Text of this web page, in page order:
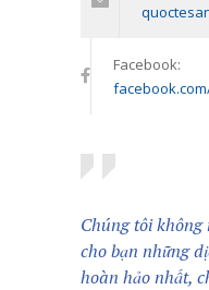
Facebook:
Chúng tôi không
cho bạn những
hoàn hảo nhất,